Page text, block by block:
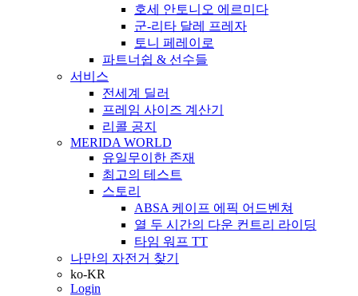
호세 안토니오 에르미다
군-리타 달레 프레자
토니 페레이로
파트너쉽 & 선수들
서비스
전세계 딜러
프레임 사이즈 계산기
리콜 공지
MERIDA WORLD
유일무이한 존재
최고의 테스트
스토리
ABSA 케이프 에픽 어드벤쳐
열 두 시간의 다운 컨트리 라이딩
타임 워프 TT
나만의 자전거 찾기
ko-KR
Login